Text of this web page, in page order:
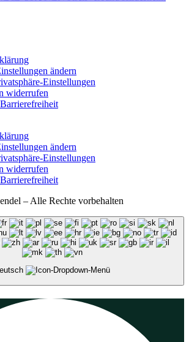
ändern
Einstellungen
widerrufen
ändern
Einstellungen
widerrufen
– Alle Rechte vorbehalten